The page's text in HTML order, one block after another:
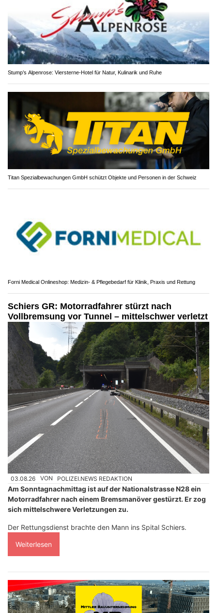
Stump’s Alpenrose: Viersterne-Hotel für Natur, Kulinarik und Ruhe
Titan Spezialbewachungen GmbH schützt Objekte und Personen in der Schweiz
Forni Medical Onlineshop: Medizin- & Pflegebedarf für Klinik, Praxis und Rettung
Schiers GR: Motorradfahrer stürzt nach
Vollbremsung vor Tunnel – mittelschwer verletzt
03.08.26 VON POLIZEI.NEWS REDAKTION
Am Sonntagnachmittag ist auf der Nationalstrasse N28 ein
Motorradfahrer nach einem Bremsmanöver gestürzt. Er zog
sich mittelschwere Verletzungen zu.
Der Rettungsdienst brachte den Mann ins Spital Schiers.
Weiterlesen